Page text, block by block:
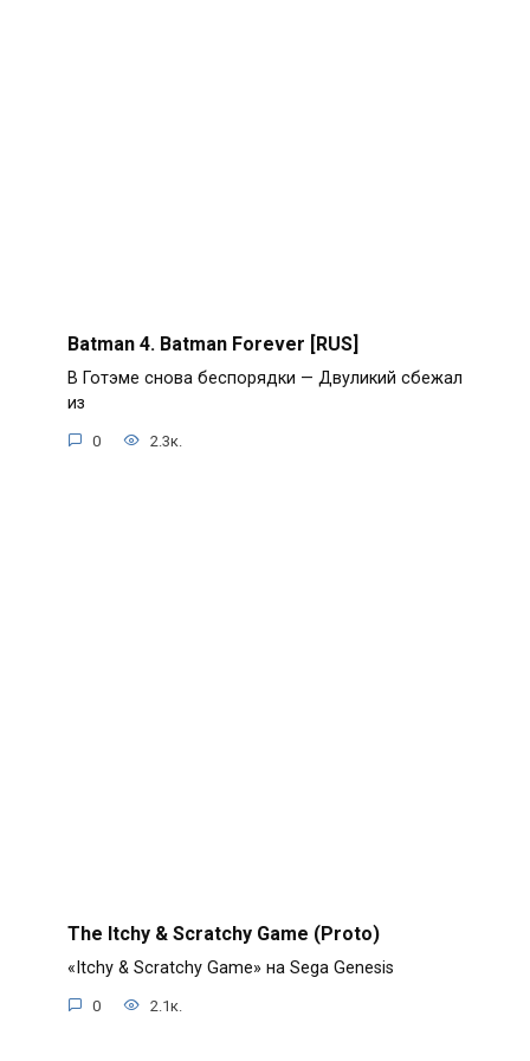
Batman 4. Batman Forever [RUS]
В Готэме снова беспорядки — Двуликий сбежал
из
0 2.3к.
The Itchy & Scratchy Game (Proto)
«Itchy & Scratchy Game» на Sega Genesis
0 2.1к.